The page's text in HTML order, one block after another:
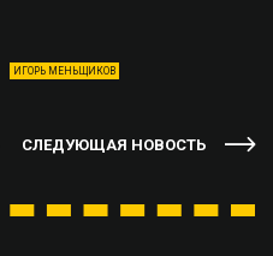
ИГОРЬ МЕНЬЩИКОВ
СЛЕДУЮЩАЯ НОВОСТЬ